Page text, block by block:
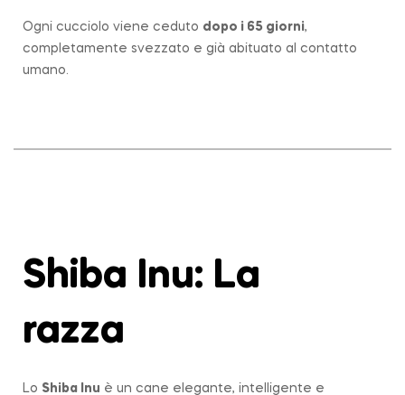
Ogni cucciolo viene ceduto dopo i 65 giorni,
completamente svezzato e già abituato al contatto
umano.
Shiba Inu: La
razza
Lo Shiba Inu è un cane elegante, intelligente e